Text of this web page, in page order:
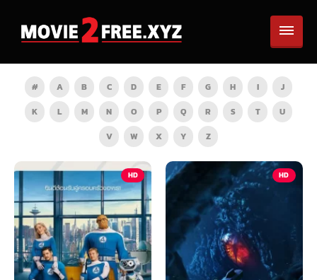
# A B C D E F G H I
J
K
L M N O P Q R S T
U
V
W X Y Z
HD